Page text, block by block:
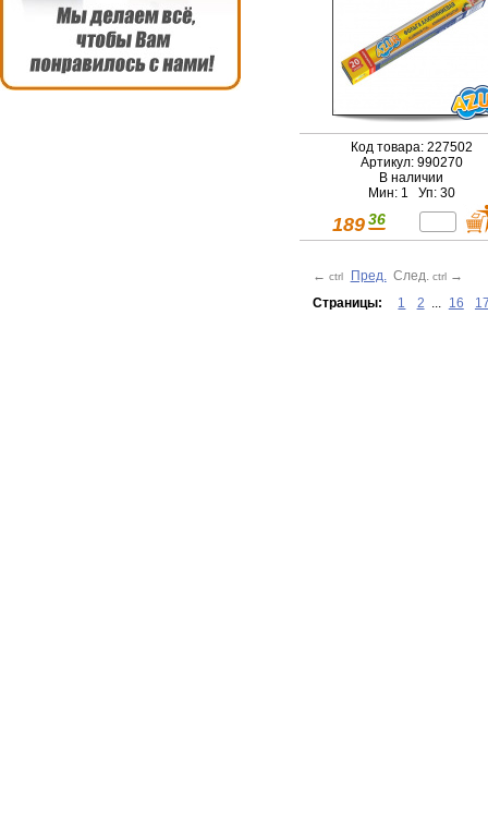
Код товара: 227502
Артикул: 990270
В наличии
Мин: 1 Уп: 30
189 36
← ctrl Пред. След. ctrl
→
Страницы:
1 2 ... 16